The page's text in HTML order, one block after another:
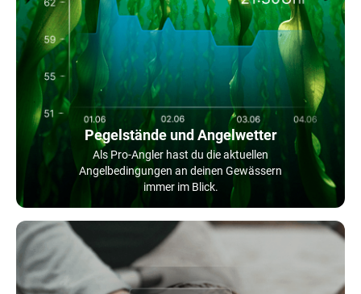
Pegelstände und Angelwetter
Als Pro-Angler hast du die aktuellen
Angelbedingungen an deinen Gewässern
immer im Blick.